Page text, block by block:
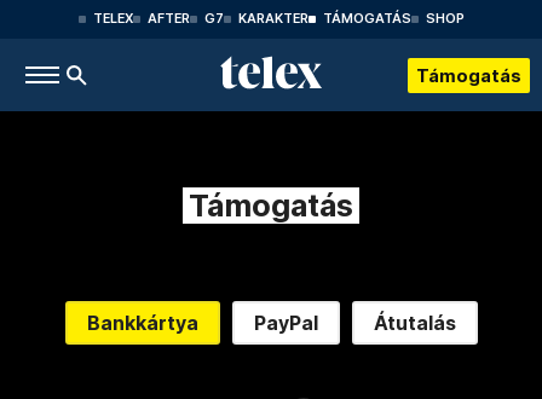
TELEX AFTER G7 KARAKTER TÁMOGATÁS SHOP
Támogatás
Támogatás
Bankkártya PayPal Átutalás